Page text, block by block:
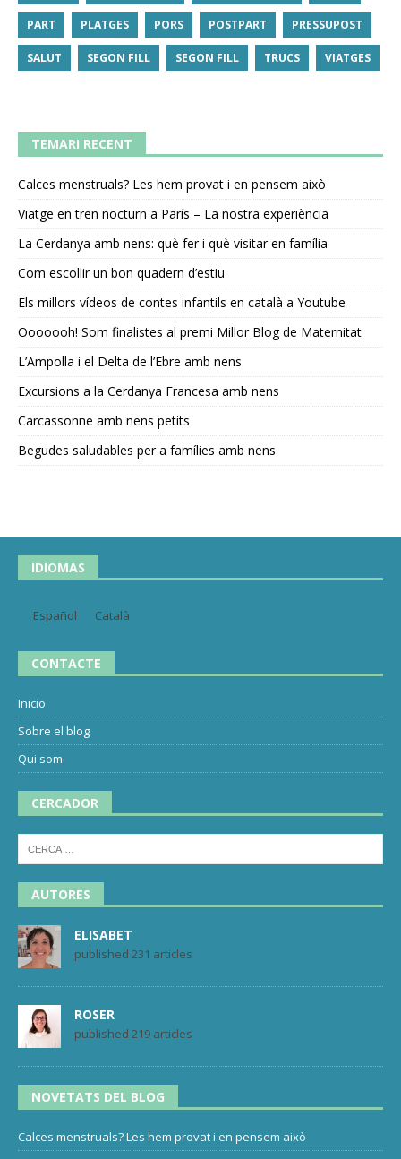
PART PLATGES PORS POSTPART PRESSUPOST
SALUT SEGON FILL SEGON FILL TRUCS VIATGES
TEMARI RECENT
Calces menstruals? Les hem provat i en pensem això
Viatge en tren nocturn a París – La nostra experiència
La Cerdanya amb nens: què fer i què visitar en família
Com escollir un bon quadern d’estiu
Els millors vídeos de contes infantils en català a Youtube
Ooooooh! Som finalistes al premi Millor Blog de Maternitat
L’Ampolla i el Delta de l’Ebre amb nens
Excursions a la Cerdanya Francesa amb nens
Carcassonne amb nens petits
Begudes saludables per a famílies amb nens
IDIOMAS
Español Català
CONTACTE
Inicio
Sobre el blog
Qui som
CERCADOR
AUTORES
ELISABET
published 231 articles
ROSER
published 219 articles
NOVETATS DEL BLOG
Calces menstruals? Les hem provat i en pensem això